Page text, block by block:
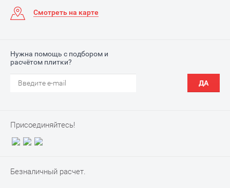
Смотреть на карте
Нужна помощь с подбором и
расчётом плитки?
ДА
Присоединяйтесь!
Безналичный расчет.